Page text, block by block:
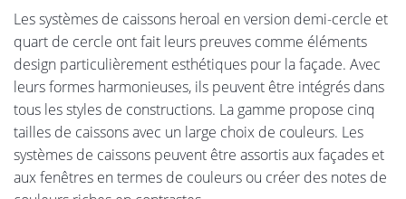
Les systèmes de caissons heroal en version demi-cercle et
quart de cercle ont fait leurs preuves comme éléments
design particulièrement esthétiques pour la façade. Avec
leurs formes harmonieuses, ils peuvent être intégrés dans
tous les styles de constructions. La gamme propose cinq
tailles de caissons avec un large choix de couleurs. Les
systèmes de caissons peuvent être assortis aux façades et
aux fenêtres en termes de couleurs ou créer des notes de